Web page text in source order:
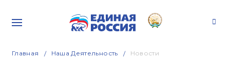
Главная Наша Деятельность Новости